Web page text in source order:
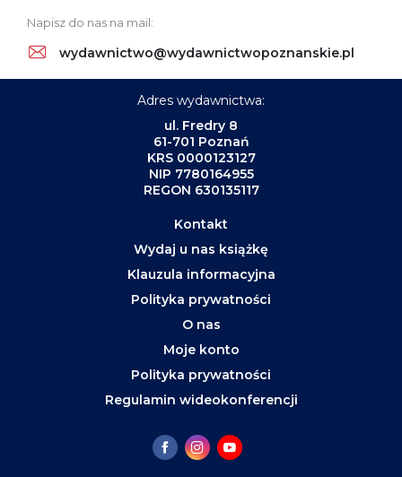
Napisz do nas na mail:
wydawnictwo@wydawnictwopoznanskie.pl
Adres wydawnictwa:
ul. Fredry 8
61-701 Poznań
KRS 0000123127
NIP 7780164955
REGON 630135117
Kontakt
Wydaj u nas książkę
Klauzula informacyjna
Polityka prywatności
O nas
Moje konto
Polityka prywatności
Regulamin wideokonferencji